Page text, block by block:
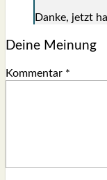
Dan­ke, jetzt
Deine Meinung
Kommentar *